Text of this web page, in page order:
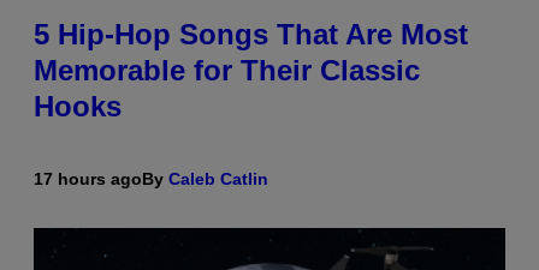
5 Hip-Hop Songs That Are Most
Memorable for Their Classic
Hooks
17 hours agoBy Caleb Catlin